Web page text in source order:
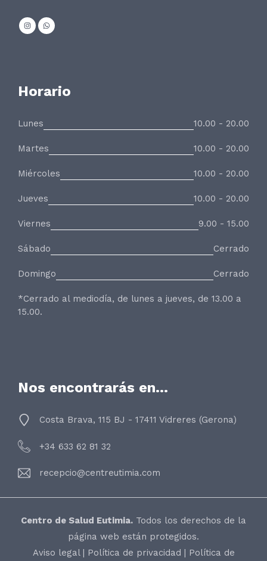
Horario
Lunes 10.00 - 20.00
Martes 10.00 - 20.00
Miércoles 10.00 - 20.00
Jueves 10.00 - 20.00
Viernes 9.00 - 15.00
Sábado Cerrado
Domingo Cerrado
*Cerrado al mediodía, de lunes a jueves, de 13.00 a
15.00.
Nos encontrarás en…
Costa Brava, 115 BJ - 17411 Vidreres (Gerona)
+34 633 62 81 32
recepcio@centreutimia.com
Centro de Salud Eutimia. Todos los derechos de la
página web están protegidos.
Aviso legal| Política de privacidad | Política de